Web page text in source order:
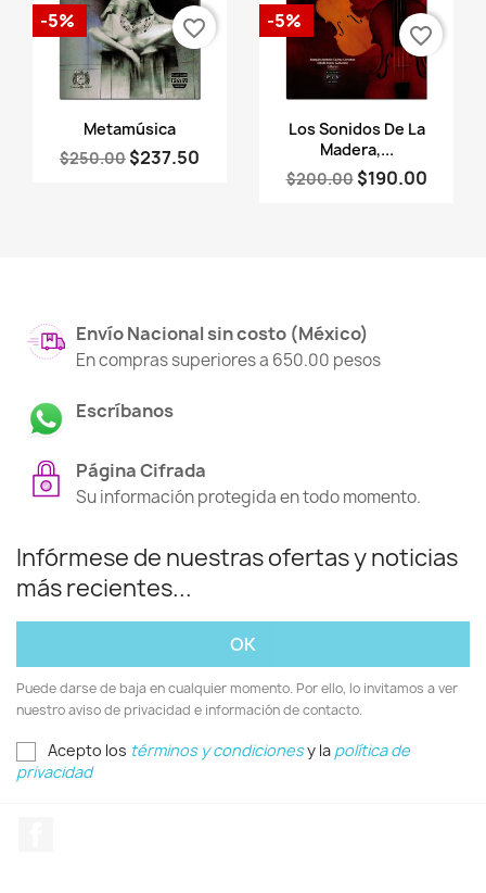
Vista rápida
Metamúsica
$250.00 $237.50
-5% favorite_border
Vista rápida
Los Sonidos De La
Madera,...
$200.00 $190.00
-5%
favorite_border
Envío Nacional sin costo (México)
En compras superiores a 650.00 pesos
Escríbanos
Página Cifrada
Su información protegida en todo momento.
Infórmese de nuestras ofertas y noticias
más recientes...
Puede darse de baja en cualquier momento. Por ello, lo invitamos a ver
nuestro aviso de privacidad e información de contacto.
Acepto los términos y condicionesy la política de
privacidad